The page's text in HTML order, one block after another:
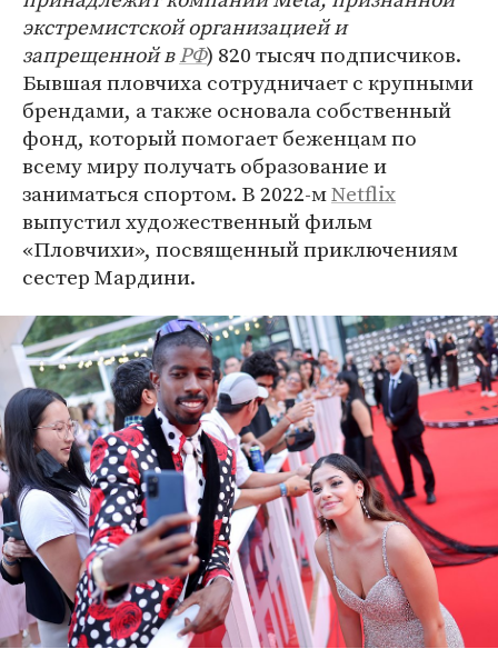
экстремистской организацией и
запрещенной вРФ) 820 тысяч подписчиков.
Бывшая пловчиха сотрудничает с крупными
брендами, а также основала собственный
фонд, который помогает беженцам по
всему миру получать образование и
заниматься спортом. В 2022-мNetflix
выпустил художественный фильм
«Пловчихи», посвященный приключениям
сестер Мардини.